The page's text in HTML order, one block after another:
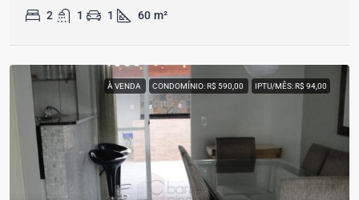
2 1 1 60 m²
À VENDA CONDOMÍNIO: R$ 590,00 IPTU/MÊS: R$ 94,00